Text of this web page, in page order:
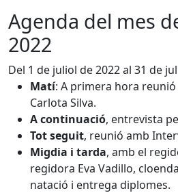
Agenda del mes
2022
Del 1 de juliol de 2022 al 31 de
Matí: A primera hora
Carlota Silva.
A continuació, entrevista
Tot seguit, reunió amb
Migdia i tarda, amb el
regidora Eva Vadillo,
natació i entrega diplomes.